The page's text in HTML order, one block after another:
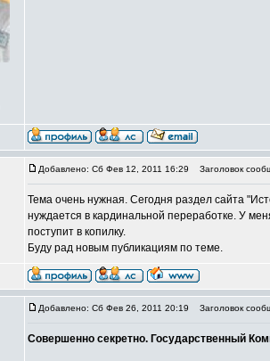
Добавлено: Сб Фев 12, 2011 16:29 Заголовок
Тема очень нужная. Сегодня раздел сайта
нуждается в кардинальной переработке. У
поступит в копилку.
Буду рад новым публикациям по теме.
Добавлено: Сб Фев 26, 2011 20:19 Заголовок
Совершенно секретно. Государственный